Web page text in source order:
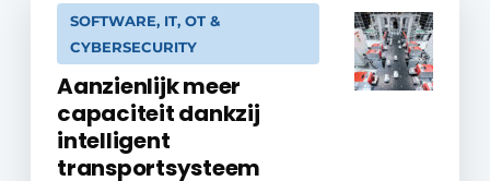
SOFTWARE, IT, OT &
CYBERSECURITY
Aanzienlijk meer
capaciteit dankzij
intelligent
transportsysteem